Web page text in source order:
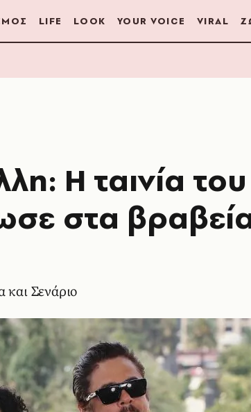
LIFE LOOK YOUR VOICE VIRAL
Η ταινία
στα
και Σενάριο